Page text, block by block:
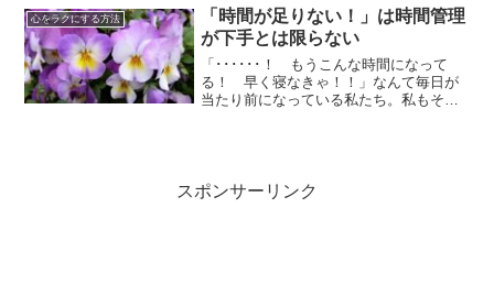
は本当にそのように感じていて、そのよ
うにしています。そして、「...
心をラクにする方法
「時間が足りない！」は時間管理
が下手とは限らない
「･･････！ もうこんな時間になって
る！ 早く寝なきゃ！！」なんて毎日が
当たり前になっている私たち。私もそん
スポンサーリンク